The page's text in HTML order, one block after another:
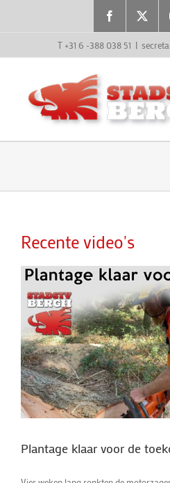
Facebook
T +31 6 -388 038 51 |
Recente video's
Plantage klaar voor de